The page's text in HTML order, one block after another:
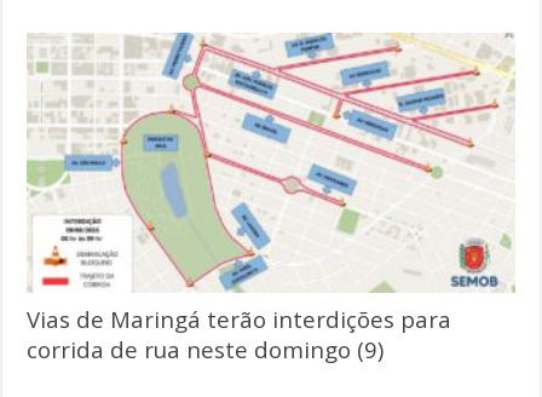
Vias de Maringá terão interdições para
corrida de rua neste domingo (9)